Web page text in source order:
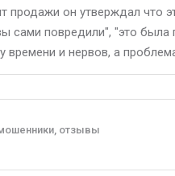
продажи он утверждал что
сами повредили", "это
времени и нервов, а
отзывы